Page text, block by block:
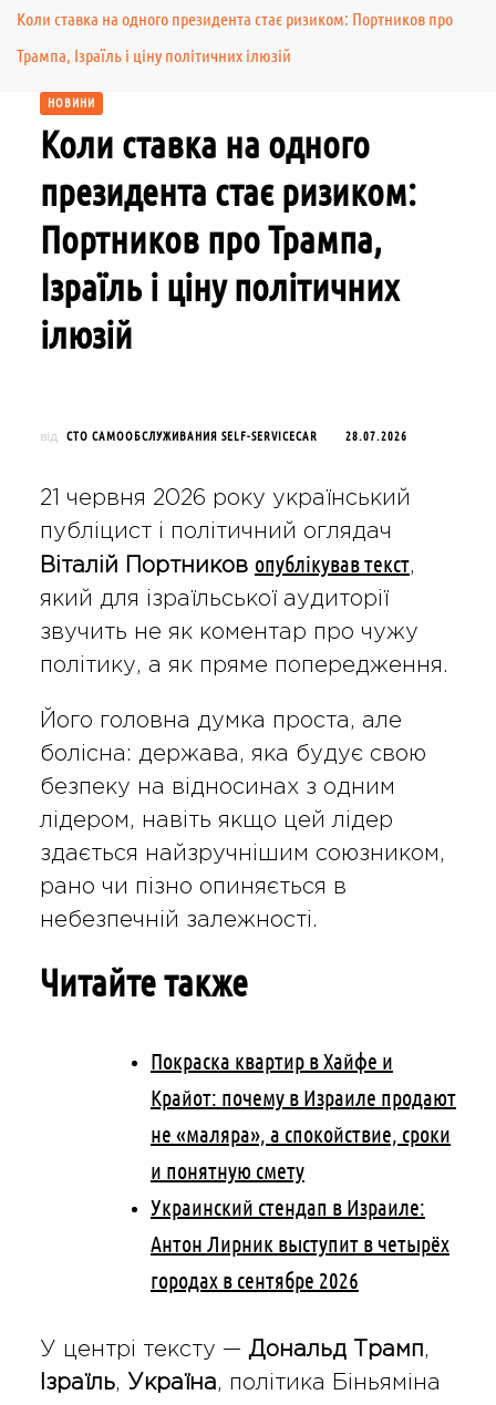
Коли ставка на одного президента стає ризиком: Портников про
Трампа, Ізраїль і ціну політичних ілюзій
НОВИНИ
Коли ставка на одного
президента стає ризиком:
Портников про Трампа,
Ізраїль і ціну політичних
ілюзій
від СТО САМООБСЛУЖИВАНИЯ SELF-SERVICECAR 28.07.2026
21 червня 2026 року український
публіцист і політичний оглядач
Віталій Портников опублікував текст,
який для ізраїльської аудиторії
звучить не як коментар про чужу
політику, а як пряме попередження.
Його головна думка проста, але
болісна: держава, яка будує свою
безпеку на відносинах з одним
лідером, навіть якщо цей лідер
здається найзручнішим союзником,
рано чи пізно опиняється в
небезпечній залежності.
Читайте также
Покраска квартир в Хайфе и
Крайот: почему в Израиле продают
не «маляра», а спокойствие, сроки
и понятную смету
Украинский стендап в Израиле:
Антон Лирник выступит в четырёх
городах в сентябре 2026
У центрі тексту — Дональд Трамп,
Ізраїль, Україна, політика Біньяміна